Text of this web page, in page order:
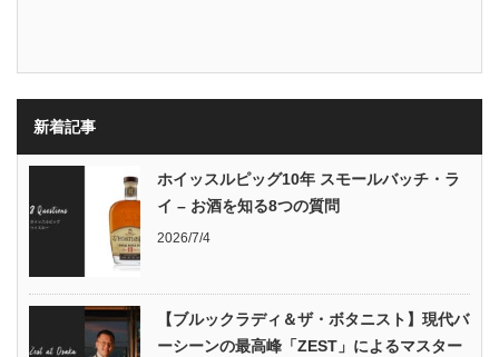
新着記事
ホイッスルピッグ10年 スモールバッチ・ラ
イ – お酒を知る8つの質問
2026/7/4
【ブルックラディ＆ザ・ボタニスト】現代バ
ーシーンの最高峰「ZEST」によるマスター